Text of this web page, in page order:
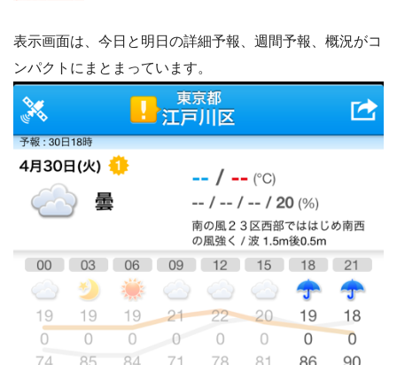
表示画面は、今日と明日の詳細予報、週間予報、概況がコ
ンパクトにまとまっています。